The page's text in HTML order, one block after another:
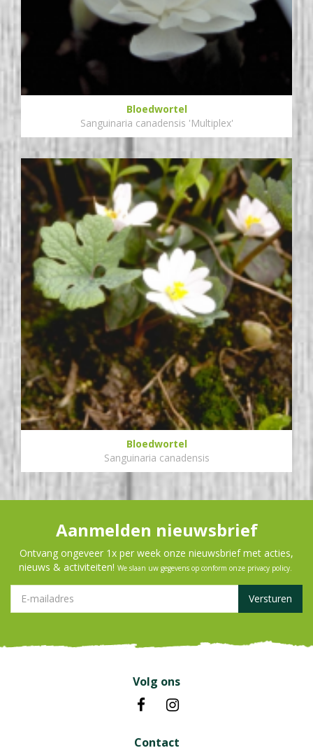
Bloedwortel
Sanguinaria canadensis 'Multiplex'
Bloedwortel
Sanguinaria canadensis
Aanmelden nieuwsbrief
Ontvang ongeveer 1x per week onze nieuwsbrief met acties,
nieuws & activiteiten! We slaan uw gegevens op conform onze privacy policy.
Volg ons
Contact